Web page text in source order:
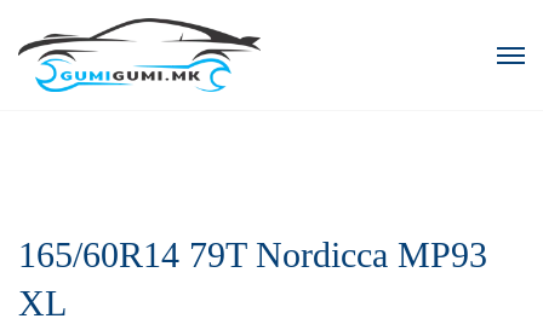
165/60R14 79T Nordicca MP93
XL